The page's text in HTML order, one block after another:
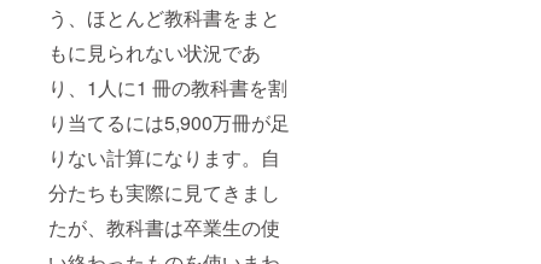
う、ほとんど教科書をまと
もに見られない状況であ
り、1人に1 冊の教科書を割
り当てるには5,900万冊が足
りない計算になります。自
分たちも実際に見てきまし
たが、教科書は卒業生の使